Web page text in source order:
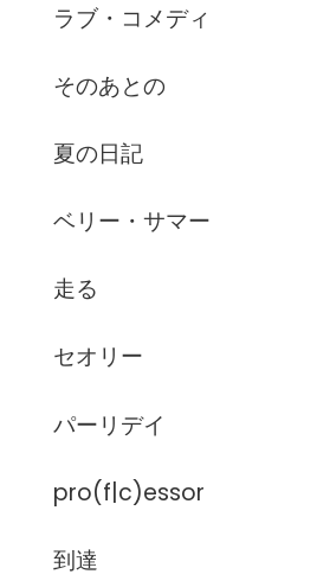
ラブ・コメディ
そのあとの
夏の日記
ベリー・サマー
走る
セオリー
パーリデイ
pro(f|c)essor
到達